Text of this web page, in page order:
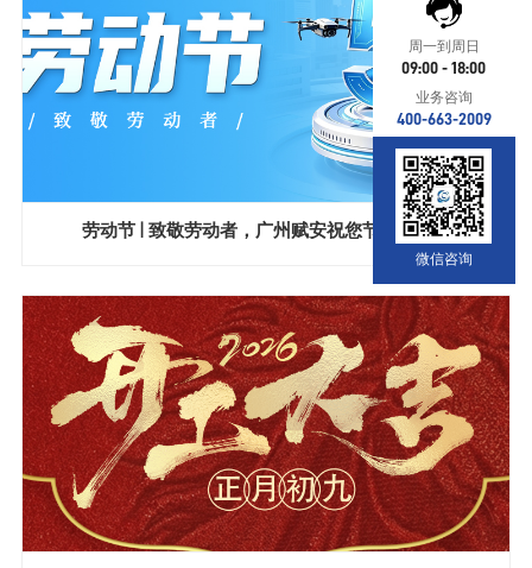
劳动节 | 致敬劳动者，广州赋安祝您节日快乐！
周一到周日
09:00 - 18:00
业务咨询
400-663-2009
微信咨询